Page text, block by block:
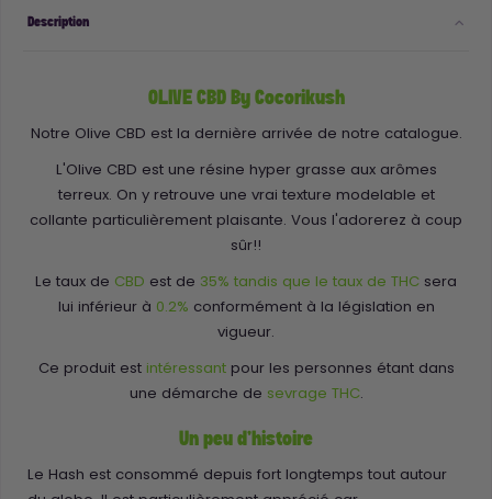
Description
OLIVE CBD By Cocorikush
Notre Olive CBD est la dernière arrivée de notre catalogue.
L'Olive CBD est une résine hyper grasse aux arômes
terreux. On y retrouve une vrai texture modelable et
collante particulièrement plaisante. Vous l'adorerez à coup
sûr!!
Le taux de CBD est de 35% tandis que le taux de THC sera
lui inférieur à 0.2% conformément à la législation en
vigueur.
Ce produit est intéressantpour les personnes étant dans
une démarche de sevrage THC.
Un peu d'histoire
Le Hash est consommé depuis fort longtemps tout autour